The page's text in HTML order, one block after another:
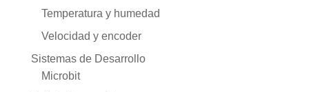
Temperatura y humedad
Velocidad y encoder
Sistemas de Desarrollo
Microbit